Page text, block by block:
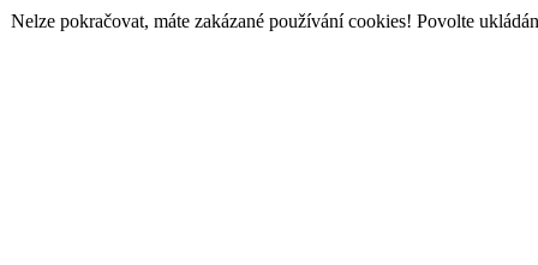
Nelze pokračovat, máte zakázané používání cookies! Povolte